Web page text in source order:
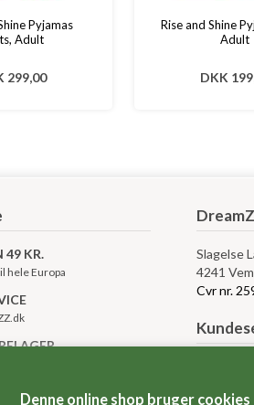
Denne online shop bruger cookies
Pyjamas
Adult
299,00
Rise and Shine
Adult
DKK
49 KR.
hele Europa
Slagelse
4241
Cvr nr.